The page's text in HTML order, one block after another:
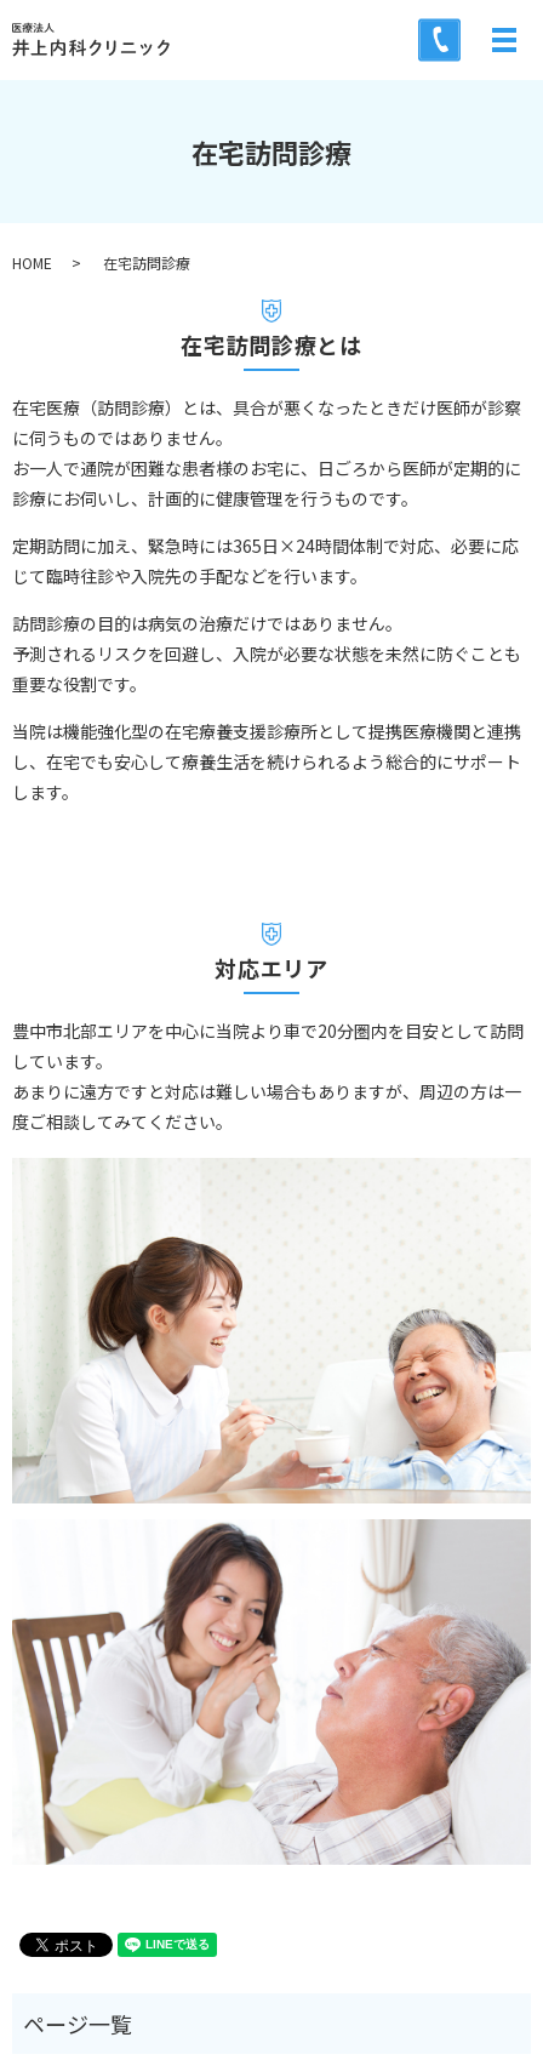
メ
在宅訪問診療
HOME 在宅訪問診療
在宅訪問診療とは
在宅医療（訪問診療）とは、具合が悪くなったときだけ医師が診察
に伺うものではありません。
お一人で通院が困難な患者様のお宅に、日ごろから医師が定期的に
診療にお伺いし、計画的に健康管理を行うものです。
定期訪問に加え、緊急時には365日×24時間体制で対応、必要に応
じて臨時往診や入院先の手配などを行います。
訪問診療の目的は病気の治療だけではありません。
予測されるリスクを回避し、入院が必要な状態を未然に防ぐことも
重要な役割です。
当院は機能強化型の在宅療養支援診療所として提携医療機関と連携
し、在宅でも安心して療養生活を続けられるよう総合的にサポート
します。
対応エリア
豊中市北部エリアを中心に当院より車で20分圏内を目安として訪問
しています。
あまりに遠方ですと対応は難しい場合もありますが、周辺の方は一
度ご相談してみてください。